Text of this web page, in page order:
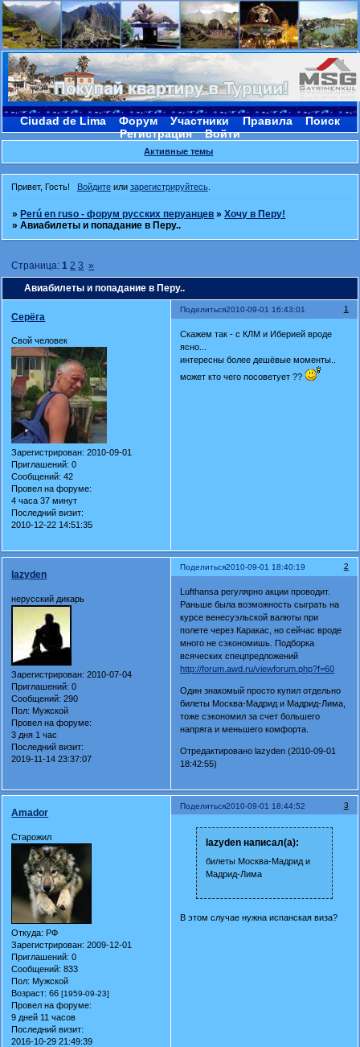
Ciudad de Lima Форум Участники Правила
Поиск
Регистрация
Войти
Активные темы
Привет, Гость! Войдитеили зарегистрируйтесь.
»Perú en ruso - форум русских перуанцев »Хочу в Перу!
»Авиабилеты и попадание в Перу..
Авиабилеты и попадание в Перу..
Страница:1 2 3 »
Поделиться 1
2010-09-01 16:43:01
Серёга
Свой человек
Зарегистрирован: 2010-09-01
Приглашений: 0
Сообщений: 42
Провел на форуме:
4 часа 37 минут
Последний визит:
2010-12-22 14:51:35
Скажем так - с КЛМ и Иберией вроде
ясно...
интересны более дешёвые моменты..
может кто чего посоветует ??
Поделиться 2
2010-09-01 18:40:19
lazyden
нерусский дикарь
Зарегистрирован: 2010-07-04
Приглашений: 0
Сообщений: 290
Пол: Мужской
Провел на форуме:
3 дня 1 час
Последний визит:
2019-11-14 23:37:07
Lufthansa регулярно акции проводит.
Раньше была возможность сыграть на
курсе венесуэльской валюты при
полете через Каракас, но сейчас вроде
много не сэкономишь. Подборка
всяческих спецпредложений
http://forum.awd.ru/viewforum.php?f=60
Один знакомый просто купил отдельно
билеты Москва-Мадрид и Мадрид-Лима,
тоже сэкономил за счет большего
напряга и меньшего комфорта.
Отредактировано lazyden (2010-09-01
18:42:55)
Поделиться 3
2010-09-01 18:44:52
Amador
Старожил
Откуда: РФ
Зарегистрирован: 2009-12-01
Приглашений: 0
Сообщений: 833
Пол: Мужской
Возраст: 66[1959-09-23]
Провел на форуме:
9 дней 11 часов
Последний визит:
2016-10-29 21:49:39
lazyden написал(а):
билеты Москва-Мадрид и
Мадрид-Лима
В этом случае нужна испанская виза?